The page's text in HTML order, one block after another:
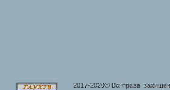
2017-2020© Всі права